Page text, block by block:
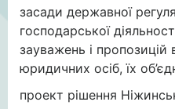
засади державної
господарської
зауважень і пропозицій
юридичних осіб, їх
проект рішення